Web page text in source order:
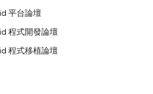
平台論壇
程式開發論壇
程式移植論壇